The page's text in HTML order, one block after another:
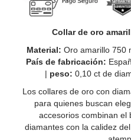
Collar de oro
Material: Oro amarillo 750
País de fabricación:
| peso: 0,10 ct de
Los collares de oro con
para quienes buscan
accesorios combinan el
diamantes con la calidez